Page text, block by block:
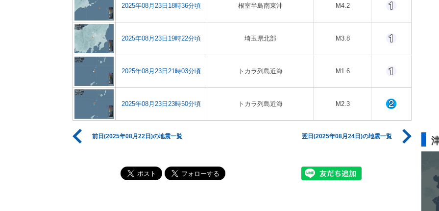
2025年08月23日18時36分頃 根室半島南東沖 M4.2
2025年08月23日19時22分頃 埼玉県北部 M3.8
2025年08月23日21時03分頃 トカラ列島近海 M1.6
2025年08月23日23時50分頃 トカラ列島近海 M2.3
前日(2025年08月22日)の地震一覧 翌日(2025年08月24日)の地震一覧